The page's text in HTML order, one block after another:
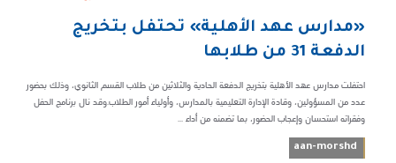
«مدارس عهد الأهلية» تحتفل بتخريج
الدفعة 31 من طلابها
احتفلت مدارس عهد الأهلية بتخريج الدفعة الحادية والثلاثين من طلاب القسم الثانوي، وذلك بحضور
عدد من المسؤولين، وقادة الإدارة التعليمية بالمدارس، وأولياء أمور الطلاب.وقد نال برنامج الحفل
وفقراته استحسان وإعجاب الحضور، بما تضمنه من أداء ...
aan-morshd